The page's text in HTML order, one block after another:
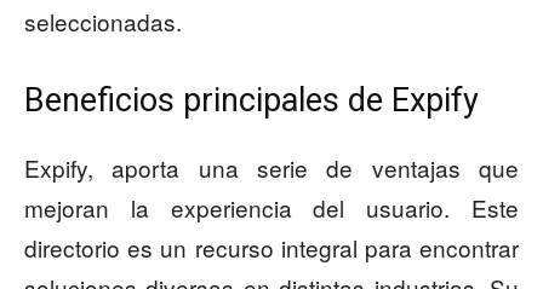
seleccionadas.
Beneficios principales de Expify
Expify, aporta una serie de ventajas que
mejoran la experiencia del usuario. Este
directorio es un recurso integral para encontrar